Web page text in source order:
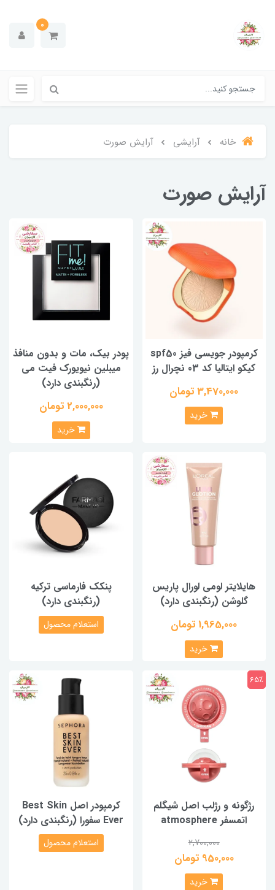
0
خانه آرایشی آرایش صورت
آرایش صورت
کرمپودر جویسی فیز spf50
کیکو ایتالیا کد 03 نچرال رز
3,470,000 تومان
خرید
پودر بیک، مات و بدون منافذ
میبلین نیویورک فیت می
(رنگبندی دارد)
2,000,000 تومان
خرید
هایلایتر لومی لورال پاریس
گلوشن (رنگبندی دارد)
1,965,000 تومان
خرید
پنکک فارماسی ترکیه
(رنگبندی دارد)
استعلام محصول
رژگونه و رژلب اصل شیگلم
اتمسفر atmosphere
2,700,000
950,000 تومان
65٪
خرید
کرمپودر اصل Best Skin
Ever سفورا (رنگبندی دارد)
استعلام محصول